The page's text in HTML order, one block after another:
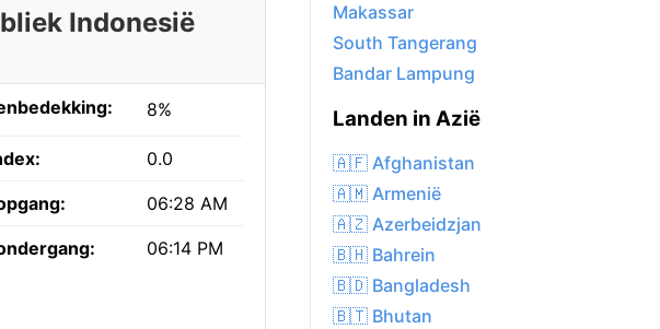
Indonesië
8%
0.0
06:28 AM
06:14 PM
Makassar
South Tangerang
Bandar Lampung
Landen in Azië
🇦🇫 Afghanistan
🇦🇲 Armenië
🇦🇿 Azerbeidzjan
🇧🇭 Bahrein
🇧🇩 Bangladesh
🇧🇹 Bhutan